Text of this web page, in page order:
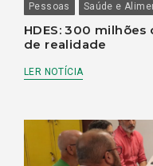
Pessoas
Saúde e
HDES: 300
de realidade
LER NOTÍCIA